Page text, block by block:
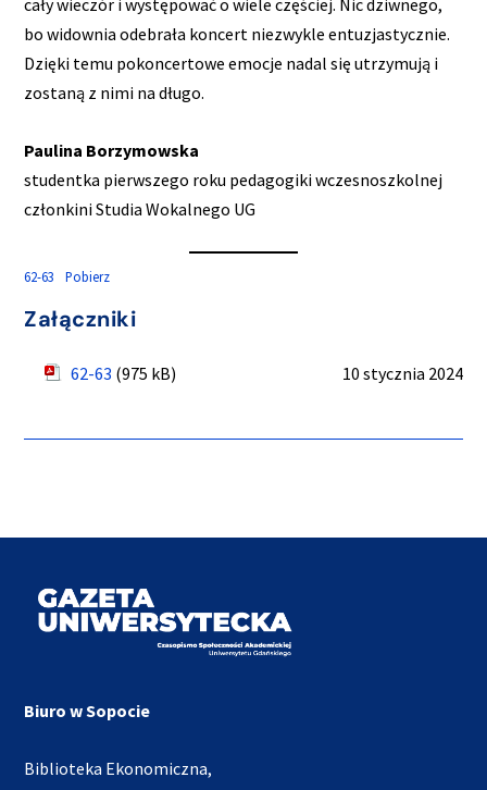
cały wieczór i występować o wiele częściej. Nic dziwnego,
bo widownia odebrała koncert niezwykle entuzjastycznie.
Dzięki temu pokoncertowe emocje nadal się utrzymują i
zostaną z nimi na długo.
Paulina Borzymowska
studentka pierwszego roku pedagogiki wczesnoszkolnej
członkini Studia Wokalnego UG
62-63 Pobierz
Załączniki
62-63 (975 kB) 10 stycznia 2024
Biuro w Sopocie
Biblioteka Ekonomiczna,